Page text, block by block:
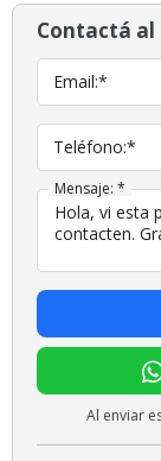
Contactá
Email:*
Teléfono:*
Mensaje: *
Al enviar